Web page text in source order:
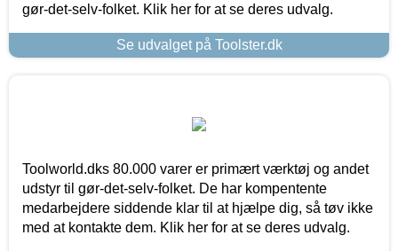
gør-det-selv-folket. Klik her for at se deres udvalg.
Se udvalget på Toolster.dk
Toolworld.dks 80.000 varer er primært værktøj og andet
udstyr til gør-det-selv-folket. De har kompentente
medarbejdere siddende klar til at hjælpe dig, så tøv ikke
med at kontakte dem. Klik her for at se deres udvalg.